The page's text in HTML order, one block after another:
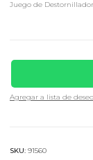
Juego de
Agregar a lista de
SKU: 91560